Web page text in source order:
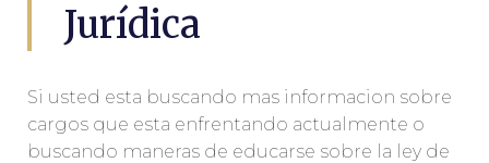
Jurídica
Si usted esta buscando mas informacion sobre
cargos que esta enfrentando actualmente o
buscando maneras de educarse sobre la ley de